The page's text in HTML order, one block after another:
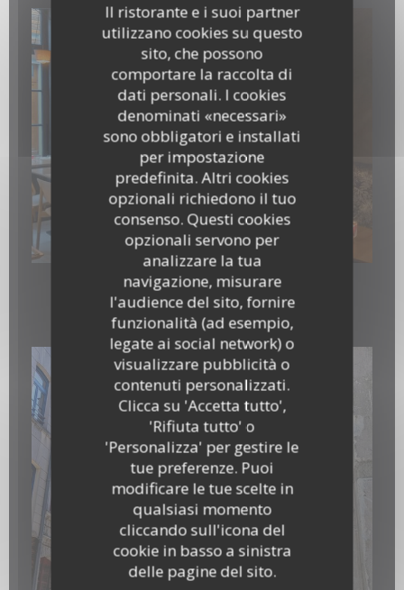
Il ristorante e i suoi partner
utilizzano cookies su questo
sito, che possono
comportare la raccolta di
dati personali. I cookies
denominati «necessari»
sono obbligatori e installati
per impostazione
predefinita. Altri cookies
opzionali richiedono il tuo
consenso. Questi cookies
opzionali servono per
analizzare la tua
navigazione, misurare
l'audience del sito, fornire
funzionalità (ad esempio,
legate ai social network) o
visualizzare pubblicità o
contenuti personalizzati.
Clicca su 'Accetta tutto',
'Rifiuta tutto' o
'Personalizza' per gestire le
tue preferenze. Puoi
modificare le tue scelte in
qualsiasi momento
cliccando sull'icona del
cookie in basso a sinistra
delle pagine del sito.
20260211_135500.jpg
Panneau
IMG-20260414-WA0000.jpg